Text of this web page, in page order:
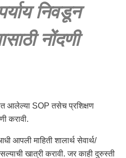
निवडून
नोंदणी
आलेल्या SOP तसेच प्रशिक्षण
करावी.
आपली माहिती शालार्थ सेवार्थ/
खात्री करावी. जर काही दुरुस्ती